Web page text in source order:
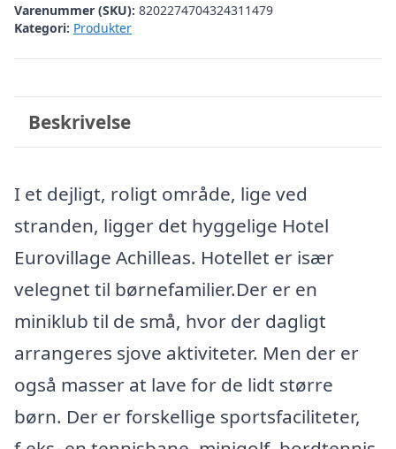
Varenummer (SKU): 8202274704324311479
Kategori: Produkter
Beskrivelse
I et dejligt, roligt område, lige ved
stranden, ligger det hyggelige Hotel
Eurovillage Achilleas. Hotellet er især
velegnet til børnefamilier.Der er en
miniklub til de små, hvor der dagligt
arrangeres sjove aktiviteter. Men der er
også masser at lave for de lidt større
børn. Der er forskellige sportsfaciliteter,